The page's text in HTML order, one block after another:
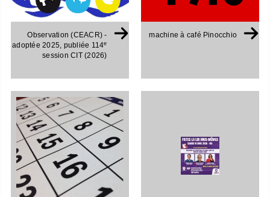
Observation (CEACR) -
adoptée 2025, publiée 114e
session CIT (2026)
machine à café Pinocchio